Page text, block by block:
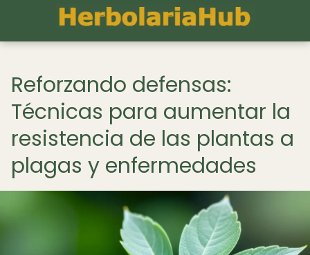
Reforzando defensas:
Técnicas para aumentar la
resistencia de las plantas a
plagas y enfermedades